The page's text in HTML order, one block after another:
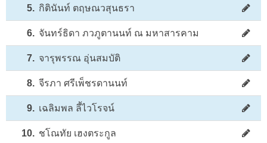
5. กิตินันท์ ตฤษณวสุนธรา
6. จันทร์ธิดา ภวภูตานนท์ ณ มหาสารคาม
7. จารุพรรณ อุ่นสมบัติ
8. จีรภา ศรีเพ็ชรดานนท์
9. เฉลิมพล ลี้ไวโรจน์
10. ชโณทัย เฮงตระกูล